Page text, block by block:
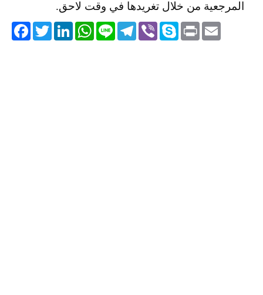
المرجعية من خلال تغريدها في وقت لاحق.
TwitterLinkedIn
WhatsApp Line
Telegram ViberSkype PrintEmail